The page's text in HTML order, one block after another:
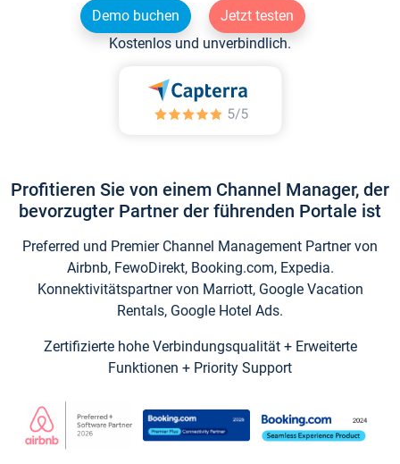
Demo buchen
Jetzt testen
Kostenlos und unverbindlich.
Profitieren Sie von einem Channel Manager, der
bevorzugter Partner der führenden Portale ist
Preferred und Premier Channel Management Partner von
Airbnb, FewoDirekt, Booking.com, Expedia.
Konnektivitätspartner von Marriott, Google Vacation
Rentals, Google Hotel Ads.
Zertifizierte hohe Verbindungsqualität + Erweiterte
Funktionen + Priority Support